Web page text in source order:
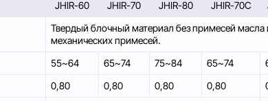
JHIR-60 JHIR-70 JHIR-80 JHIR-70C
Твердый блочный материал без примесей масла
механических примесей.
55~64 65~74 75~84 65~74
0,80 0,80 0,80 0,80